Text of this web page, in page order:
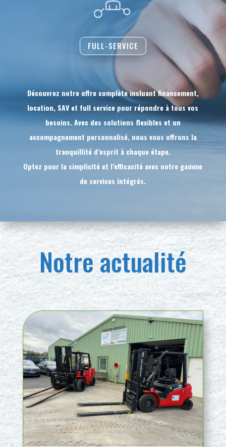
FULL-SERVICE
Découvrez notre offre complète incluant financement,
location, SAV et full service pour répondre à tous vos
besoins. Avec des solutions flexibles et un
accompagnement personnalisé, nous vous offrons la
tranquillité d’esprit à chaque étape.
Optez pour la simplicité et l’efficacité avec notre gamme
de services intégrés.
Notre actualité